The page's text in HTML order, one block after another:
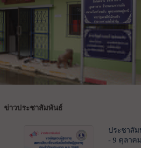
ข่าวประชาสัมพันธ์
ประชาสั
- 9 ตุลาค